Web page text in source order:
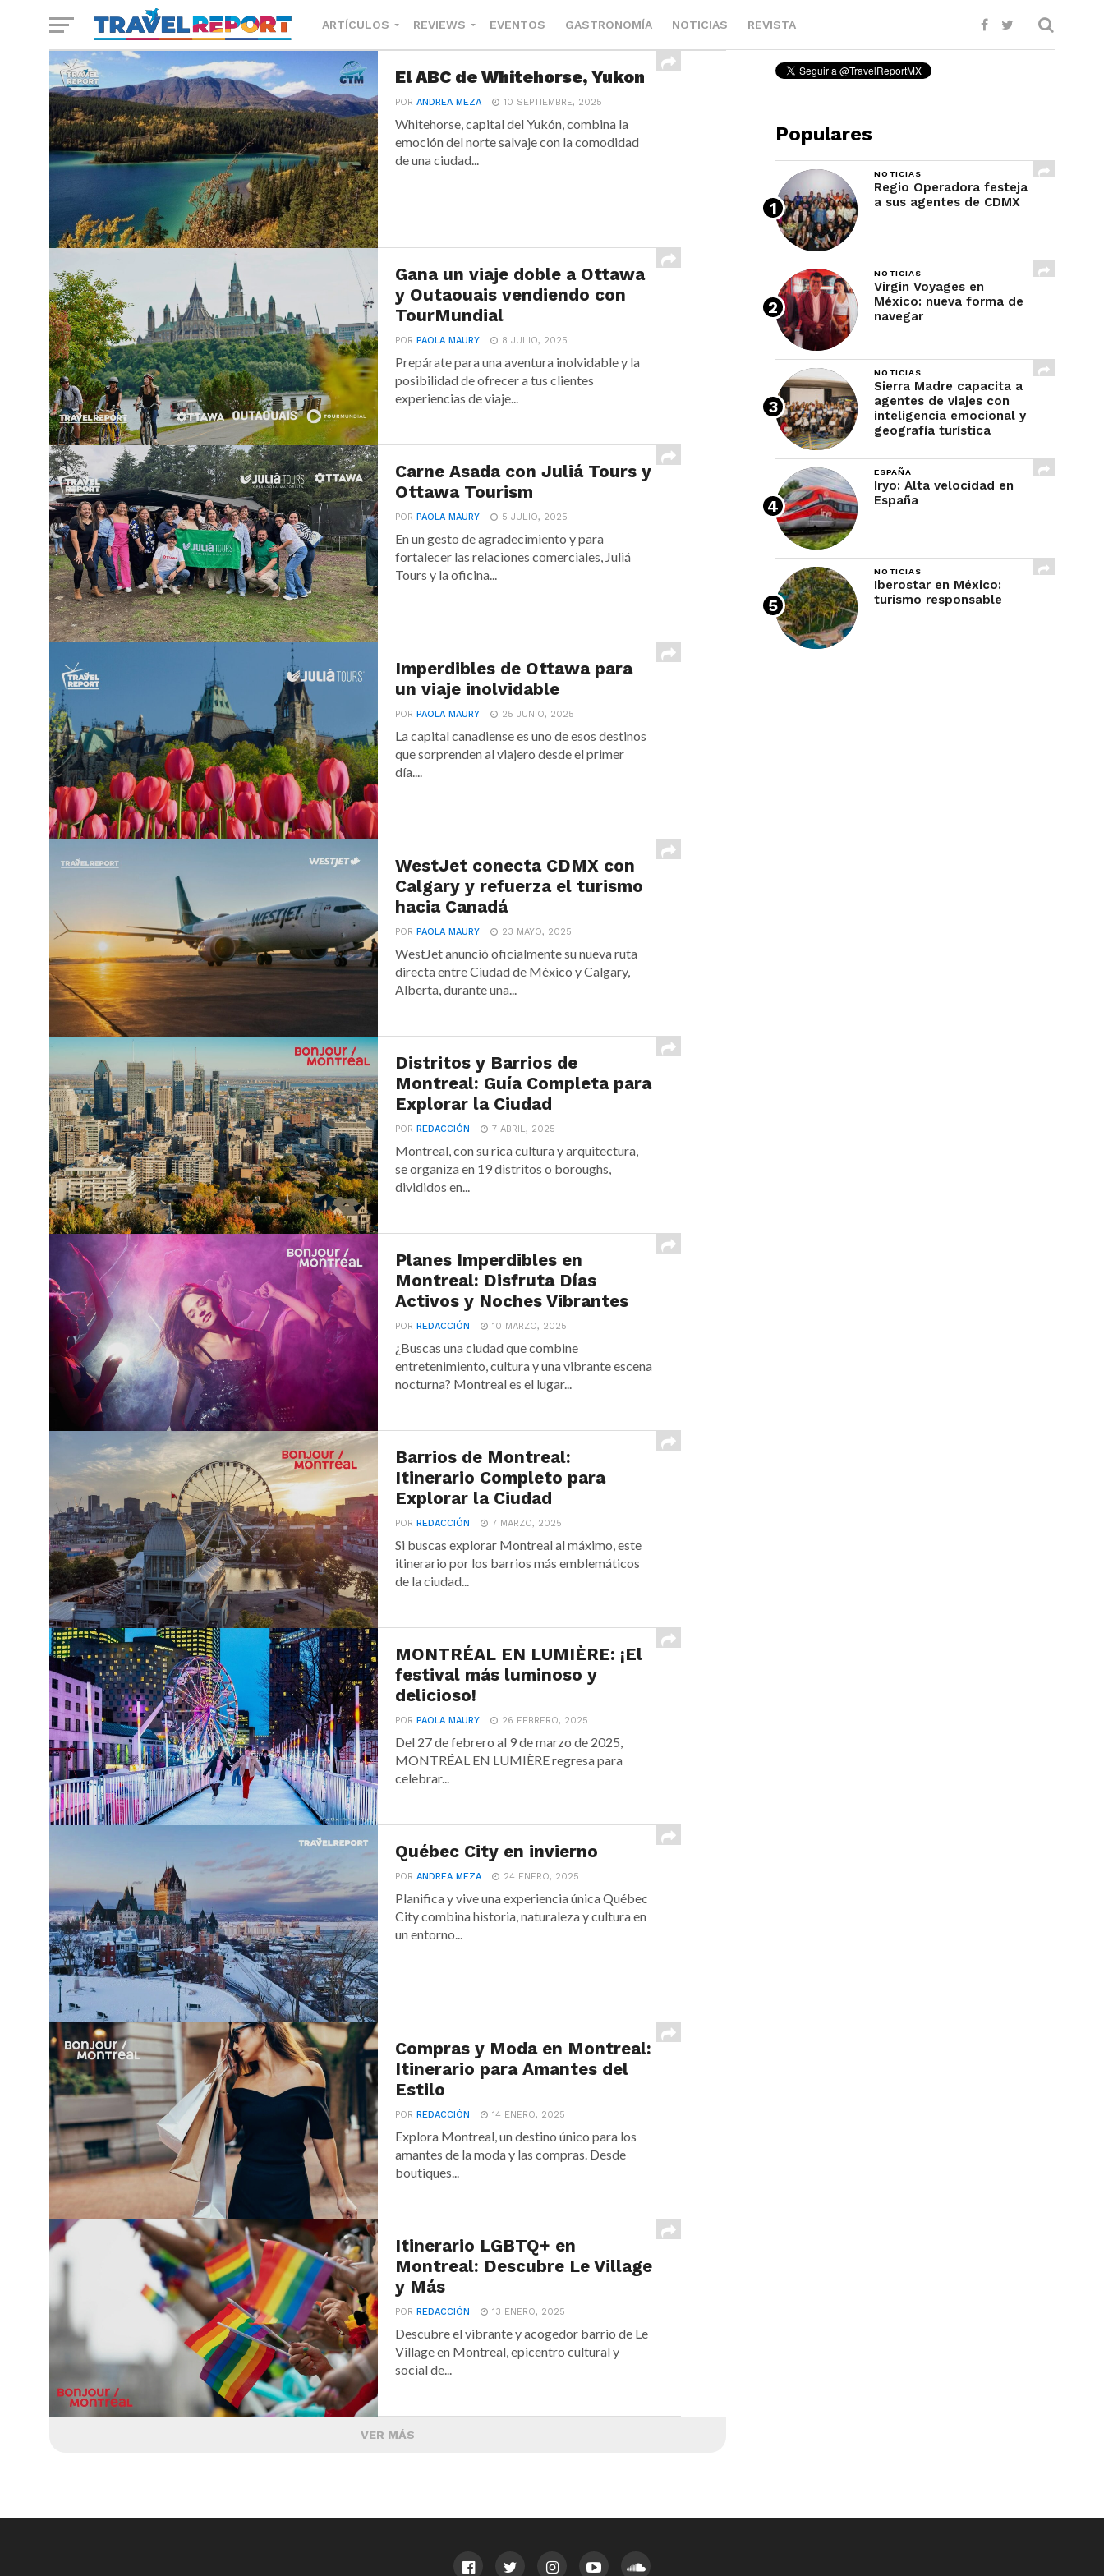
ARTÍCULOS REVIEWS EVENTOS GASTRONOMÍA NOTICIAS REVISTA
El ABC de Whitehorse, Yukon
PORANDREA MEZA 10 SEPTIEMBRE, 2025
Whitehorse, capital del Yukón, combina la
emoción del norte salvaje con la comodidad
de una ciudad...
Gana un viaje doble a Ottawa
y Outaouais vendiendo con
TourMundial
PORPAOLA MAURY 8 JULIO, 2025
Prepárate para una aventura inolvidable y la
posibilidad de ofrecer a tus clientes
experiencias de viaje...
Carne Asada con Juliá Tours y
Ottawa Tourism
PORPAOLA MAURY 5 JULIO, 2025
En un gesto de agradecimiento y para
fortalecer las relaciones comerciales, Juliá
Tours y la oficina...
Imperdibles de Ottawa para
un viaje inolvidable
PORPAOLA MAURY 25 JUNIO, 2025
La capital canadiense es uno de esos destinos
que sorprenden al viajero desde el primer
día....
WestJet conecta CDMX con
Calgary y refuerza el turismo
hacia Canadá
PORPAOLA MAURY 23 MAYO, 2025
WestJet anunció oficialmente su nueva ruta
directa entre Ciudad de México y Calgary,
Alberta, durante una...
Distritos y Barrios de
Montreal: Guía Completa para
Explorar la Ciudad
PORREDACCIÓN 7 ABRIL, 2025
Montreal, con su rica cultura y arquitectura,
se organiza en 19 distritos o boroughs,
divididos en...
Planes Imperdibles en
Montreal: Disfruta Días
Activos y Noches Vibrantes
PORREDACCIÓN 10 MARZO, 2025
¿Buscas una ciudad que combine
entretenimiento, cultura y una vibrante escena
nocturna? Montreal es el lugar...
Barrios de Montreal:
Itinerario Completo para
Explorar la Ciudad
PORREDACCIÓN 7 MARZO, 2025
Si buscas explorar Montreal al máximo, este
itinerario por los barrios más emblemáticos
de la ciudad...
MONTRÉAL EN LUMIÈRE: ¡El
festival más luminoso y
delicioso!
PORPAOLA MAURY 26 FEBRERO, 2025
Del 27 de febrero al 9 de marzo de 2025,
MONTRÉAL EN LUMIÈRE regresa para
celebrar...
Québec City en invierno
PORANDREA MEZA 24 ENERO, 2025
Planifica y vive una experiencia única Québec
City combina historia, naturaleza y cultura en
un entorno...
Compras y Moda en Montreal:
Itinerario para Amantes del
Estilo
PORREDACCIÓN 14 ENERO, 2025
Explora Montreal, un destino único para los
amantes de la moda y las compras. Desde
boutiques...
Itinerario LGBTQ+ en
Montreal: Descubre Le Village
y Más
PORREDACCIÓN 13 ENERO, 2025
Descubre el vibrante y acogedor barrio de Le
Village en Montreal, epicentro cultural y
social de...
VER MÁS
Populares
NOTICIAS
Regio Operadora festeja
a sus agentes de CDMX
NOTICIAS
Virgin Voyages en
México: nueva forma de
navegar
NOTICIAS
Sierra Madre capacita a
agentes de viajes con
inteligencia emocional y
geografía turística
ESPAÑA
Iryo: Alta velocidad en
España
NOTICIAS
Iberostar en México:
turismo responsable